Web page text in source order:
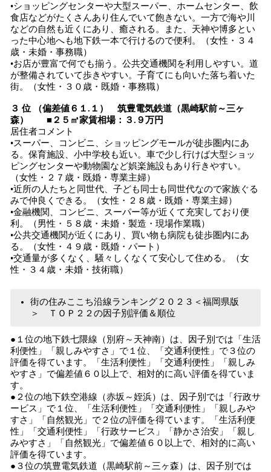
•ショッピングセンターや大型スーパー、ホームセンター、飲
食店などがたくさんあり住んでいて飽きない。一方で海や川
などの自然も近くにあり、癒される。また、天神や博多とい
った中心地へも地下鉄一本で行けるので便利。（女性・３４
歳・未婚・事務職）
•お店が豊富で何でも揃う。公共交通機関を利用しやすい。道
が整備されていて歩きやすい。子育てにも向いた落ち着いた
街。（女性・３０歳・既婚・事務職）
３ 位 （偏差値６１.１） 筑豊電気鉄道（黒崎駅前～三ヶ
森） ■２５㎡家賃相場：３.９万円
居住者コメント
•スーパー、コンビニ、ショッピングモールが徒歩圏内にあ
る。保育施設、小中学校も近い。車で少し行けば大型ショッ
ピングセンターや動物園など娯楽施設もあり行きやすい。
（女性・２７歳・既婚・専業主婦）
•近所の人たちと同世代、子ども同士も同世代なので家族ぐる
みで仲良くできる。（女性・２８歳・既婚・専業主婦）
•金融機関、コンビニ、スーパー等が近くて充実しており便
利。（男性・５８歳・未婚・製造・現場作業職）
•公共交通機関が近くにあり、買い物も病院も徒歩圏内にあ
る。（女性・４９歳・既婚・パート）
•交通量が多くなく、騒々しくなくて安心して住める。（女
性・３４歳・未婚・技術職）
街の住みここち沿線ランキング２０２３＜福岡県版
＞ ＴＯＰ２２の因子別評価＆順位
●１位の地下鉄七隈線（別府～天神南）は、因子別では「生活
利便性」「親しみやすさ」で１位、「交通利便性」で３位の
評価を得ています。「生活利便性」「交通利便性」「親しみ
やすさ」で偏差値６０以上で、相対的に高い評価を得ていま
す。
●２位の地下鉄空港線（赤坂～姪浜）は、因子別では「行政サ
ービス」で１位、「生活利便性」「交通利便性」「親しみや
すさ」「自然観光」で２位の評価を得ています。「生活利便
性」「交通利便性」「行政サービス」「静かさ治安」「親し
みやすさ」「自然観光」で偏差値６０以上で、相対的に高い
評価を得ています。
●３位の筑豊電気鉄道（黒崎駅前～三ヶ森）は、因子別では